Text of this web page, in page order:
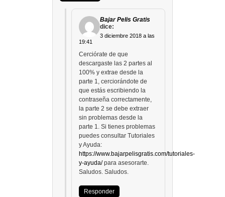
Bajar Pelis Gratis
dice:
3 diciembre 2018 a las
19:41
Cerciórate de que
descargaste las 2 partes al
100% y extrae desde la
parte 1, cerciorándote de
que estás escribiendo la
contraseña correctamente,
la parte 2 se debe extraer
sin problemas desde la
parte 1. Si tienes problemas
puedes consultar Tutoriales
y Ayuda:
https://www.bajarpelisgratis.com/tutoriales-
y-ayuda/para asesorarte.
Saludos. Saludos.
Responder